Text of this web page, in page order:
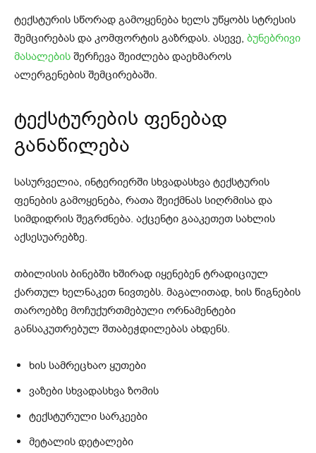
ტექსტურის სწორად გამოყენება ხელს უწყობს სტრესის
შემცირებას და კომფორტის გაზრდას. ასევე, ბუნებრივი
მასალების შერჩევა შეიძლება დაეხმაროს
ალერგენების შემცირებაში.
ტექსტურების ფენებად
განაწილება
სასურველია, ინტერიერში სხვადასხვა ტექსტურის
ფენების გამოყენება, რათა შეიქმნას სიღრმისა და
სიმდიდრის შეგრძნება. აქცენტი გააკეთეთ სახლის
აქსესუარებზე.
თბილისის ბინებში ხშირად იყენებენ ტრადიციულ
ქართულ ხელნაკეთ ნივთებს. მაგალითად, ხის წიგნების
თაროებზე მოჩუქურთმებული ორნამენტები
განსაკუთრებულ შთაბეჭდილებას ახდენს.
ხის სამრეცხაო ყუთები
ვაზები სხვადასხვა ზომის
ტექსტურული სარკეები
მეტალის დეტალები